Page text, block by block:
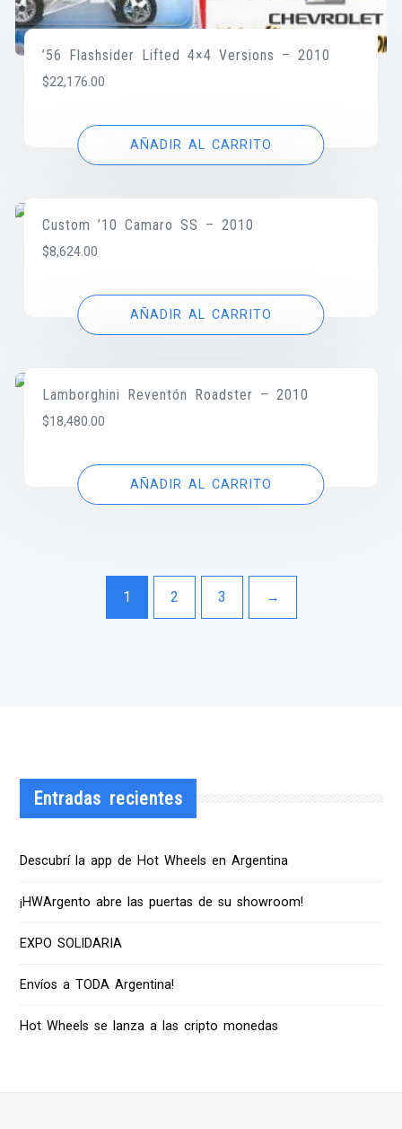
’56 Flashsider Lifted 4×4 Versions – 2010
$22,176.00
AÑADIR AL CARRITO
Custom ’10 Camaro SS – 2010
$8,624.00
AÑADIR AL CARRITO
Lamborghini Reventón Roadster – 2010
$18,480.00
AÑADIR AL CARRITO
1 2 3 →
Entradas recientes
Descubrí la app de Hot Wheels en Argentina
¡HWArgento abre las puertas de su showroom!
EXPO SOLIDARIA
Envíos a TODA Argentina!
Hot Wheels se lanza a las cripto monedas